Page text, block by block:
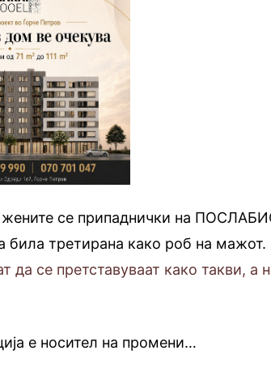
жените се припаднички на
била третирана како роб на мажот.
се претставуваат како такви, а
е носител на промени…